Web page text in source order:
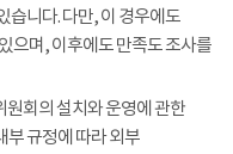
습니다. 다만, 이 경우에도
으며, 이후에도 만족도 조사를
회의 설치와 운영에 관한
부 규정에 따라 외부